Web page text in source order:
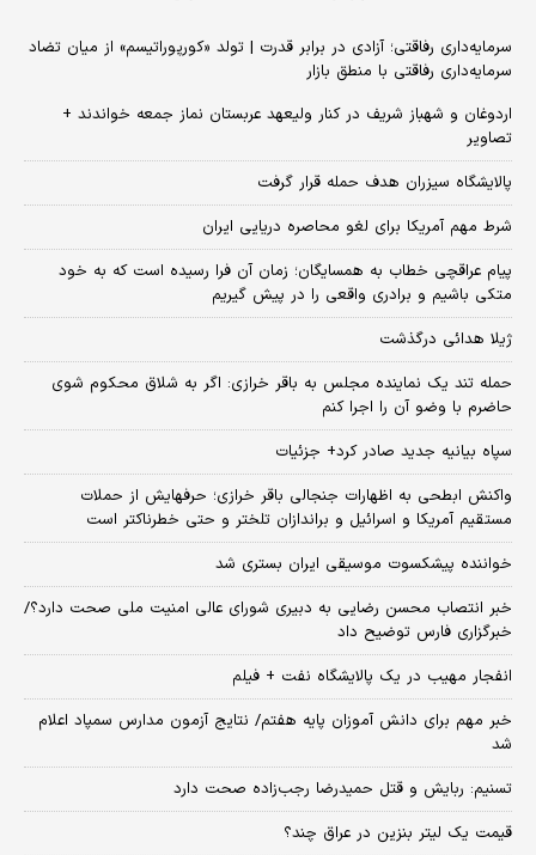
سرمایه‌داری رفاقتی؛ آزادی در برابر قدرت | تولد «کورپوراتیسم» از میان تضاد
سرمایه‌داری رفاقتی با منطق بازار
اردوغان و شهباز شریف در کنار ولیعهد عربستان نماز جمعه خواندند +
تصاویر
پالایشگاه سیزران هدف حمله قرار گرفت
شرط مهم آمریکا برای لغو محاصره دریایی ایران
پیام عراقچی خطاب به همسایگان؛ زمان آن فرا رسیده است که به خود
متکی باشیم و برادری واقعی را در پیش گیریم
ژیلا هدائی درگذشت
حمله تند یک نماینده مجلس به باقر خرازی: اگر به شلاق محکوم شوی
حاضرم با وضو آن را اجرا کنم
سپاه بیانیه جدید صادر کرد+ جزئیات
واکنش ابطحی به اظهارات جنجالی باقر خرازی؛ حرفهایش از حملات
مستقیم آمریکا و اسرائیل و براندازان تلختر و حتی خطرناکتر است
خواننده پیشکسوت موسیقی ایران بستری شد
خبر انتصاب محسن رضایی به دبیری شورای عالی امنیت ملی صحت دارد؟/
خبرگزاری فارس توضیح داد
انفجار مهیب در یک پالایشگاه نفت + فیلم
خبر مهم برای دانش آموزان پایه هفتم/ نتایج آزمون مدارس سمپاد اعلام
شد
تسنیم: ربایش و قتل حمیدرضا رجب‌زاده صحت دارد
قیمت یک لیتر بنزین در عراق چند؟